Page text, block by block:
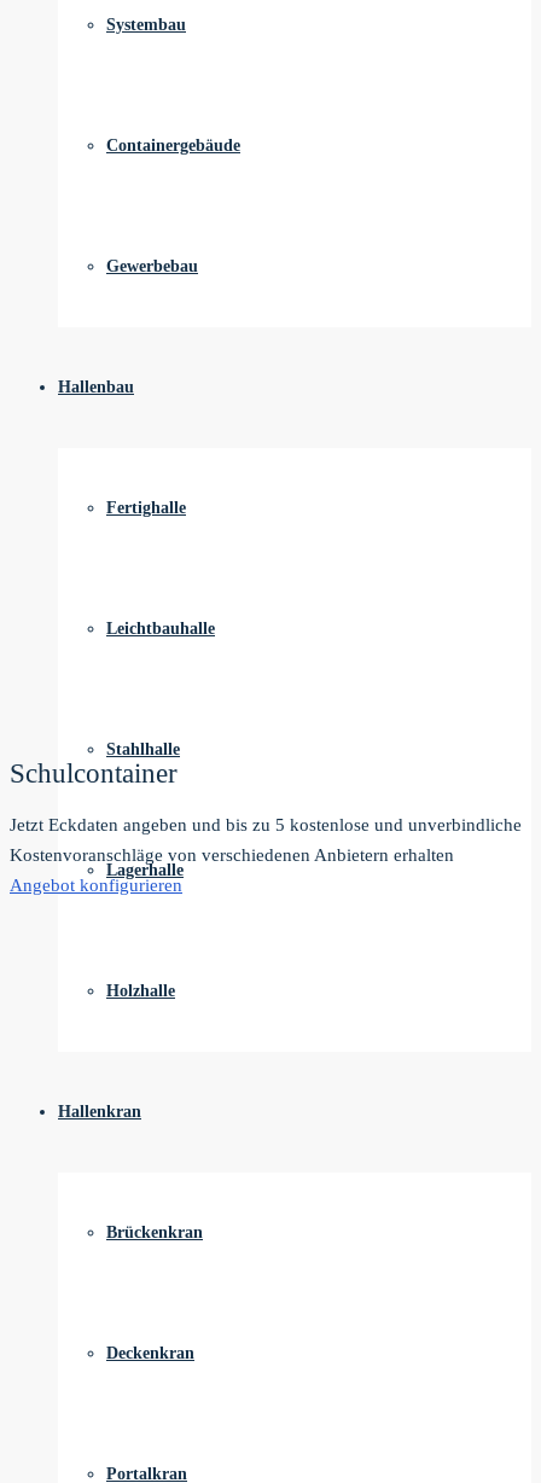
Systembau
Containergebäude
Gewerbebau
Hallenbau
Fertighalle
Leichtbauhalle
Stahlhalle
Lagerhalle
Holzhalle
Hallenkran
Brückenkran
Deckenkran
Portalkran
Schulcontainer
Jetzt Eckdaten angeben und bis zu 5 kostenlose und unverbindliche
Kostenvoranschläge von verschiedenen Anbietern erhalten
Angebot konfigurieren